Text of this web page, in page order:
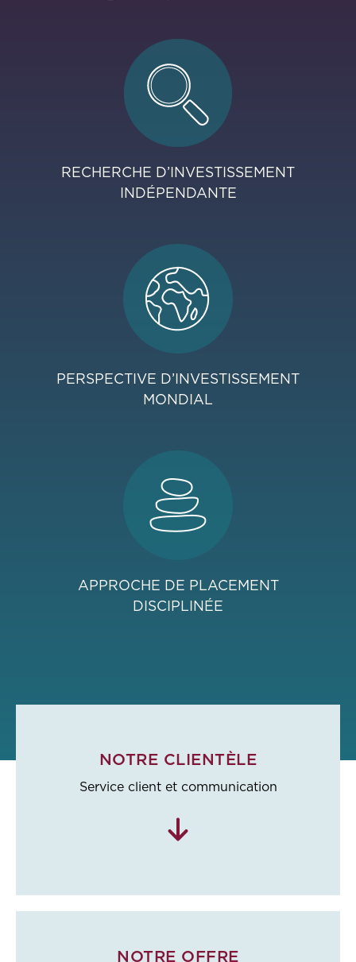
RECHERCHE D’INVESTISSEMENT
INDÉPENDANTE
PERSPECTIVE D’INVESTISSEMENT
MONDIAL
APPROCHE DE PLACEMENT
DISCIPLINÉE
NOTRE CLIENTÈLE
Service client et communication
NOTRE OFFRE